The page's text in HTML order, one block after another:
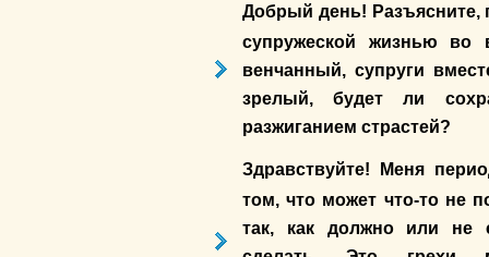
Добрый день! Разъясните,
супружеской жизнью во
венчанный, супруги
зрелый, будет ли
разжиганием страстей?
Здравствуйте! Меня
том, что может что-то не
так, как должно или не